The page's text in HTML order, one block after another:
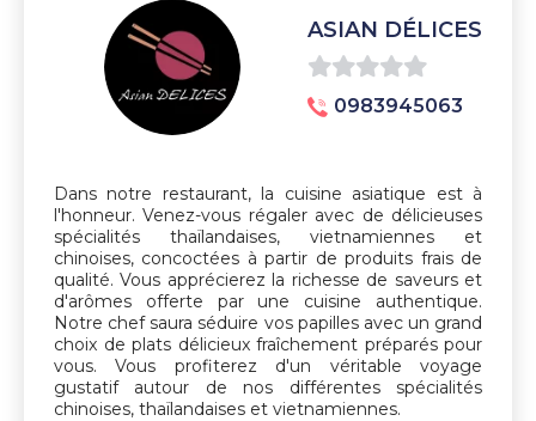
ASIAN DÉLICES
0
0983945063
Dans notre restaurant, la cuisine asiatique est à
l'honneur. Venez-vous régaler avec de délicieuses
spécialités thaïlandaises, vietnamiennes et
chinoises, concoctées à partir de produits frais de
qualité. Vous apprécierez la richesse de saveurs et
d'arômes offerte par une cuisine authentique.
Notre chef saura séduire vos papilles avec un grand
choix de plats délicieux fraîchement préparés pour
vous. Vous profiterez d'un véritable voyage
gustatif autour de nos différentes spécialités
chinoises, thaïlandaises et vietnamiennes.